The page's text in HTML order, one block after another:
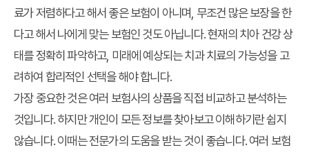
료가 저렴하다고 해서 좋은 보험이 아니며, 무조건 많은 보장을 한
다고 해서 나에게 맞는 보험인 것도 아닙니다. 현재의 치아 건강 상
태를 정확히 파악하고, 미래에 예상되는 치과 치료의 가능성을 고
려하여 합리적인 선택을 해야 합니다.
가장 중요한 것은 여러 보험사의 상품을 직접 비교하고 분석하는
것입니다. 하지만 개인이 모든 정보를 찾아보고 이해하기란 쉽지
않습니다. 이때는 전문가의 도움을 받는 것이 좋습니다. 여러 보험